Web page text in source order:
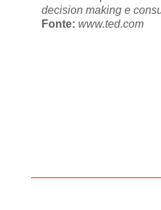
decision making e
Fonte: www.ted.com